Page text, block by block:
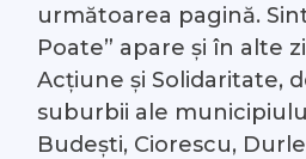
următoarea pagină.
Poate” apare și în alte
Acțiune și Solidaritate,
suburbii ale
Budești, Ciorescu,